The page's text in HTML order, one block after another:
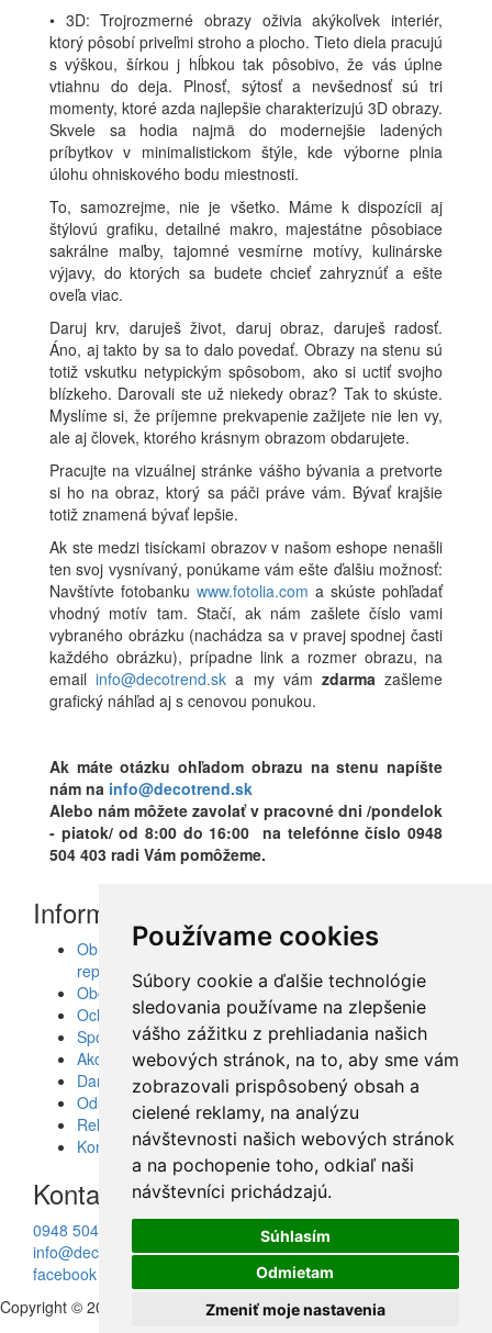
Používame cookies
Súbory cookie a ďalšie technológie
sledovania používame na zlepšenie
vášho zážitku z prehliadania našich
webových stránok, na to, aby sme vám
zobrazovali prispôsobený obsah a
cielené reklamy, na analýzu
návštevnosti našich webových stránok
a na pochopenie toho, odkiaľ naši
návštevníci prichádzajú.
Súhlasím
Odmietam
Zmeniť moje nastavenia
• 3D: Trojrozmerné obrazy oživia akýkoľvek interiér,
ktorý pôsobí priveľmi stroho a plocho. Tieto diela pracujú
s výškou, šírkou j hĺbkou tak pôsobivo, že vás úplne
vtiahnu do deja. Plnosť, sýtosť a nevšednosť sú tri
momenty, ktoré azda najlepšie charakterizujú 3D obrazy.
Skvele sa hodia najmä do modernejšie ladených
príbytkov v minimalistickom štýle, kde výborne plnia
úlohu ohniskového bodu miestnosti.
To, samozrejme, nie je všetko. Máme k dispozícii aj
štýlovú grafiku, detailné makro, majestátne pôsobiace
sakrálne maľby, tajomné vesmírne motívy, kulinárske
výjavy, do ktorých sa budete chcieť zahryznúť a ešte
oveľa viac.
Daruj krv, daruješ život, daruj obraz, daruješ radosť.
Áno, aj takto by sa to dalo povedať. Obrazy na stenu sú
totiž vskutku netypickým spôsobom, ako si uctiť svojho
blízkeho. Darovali ste už niekedy obraz? Tak to skúste.
Myslíme si, že príjemne prekvapenie zažijete nie len vy,
ale aj človek, ktorého krásnym obrazom obdarujete.
Pracujte na vizuálnej stránke vášho bývania a pretvorte
si ho na obraz, ktorý sa páči práve vám. Bývať krajšie
totiž znamená bývať lepšie.
Ak ste medzi tisíckami obrazov v našom eshope nenašli
ten svoj vysnívaný, ponúkame vám ešte ďalšiu možnosť:
Navštívte fotobanku www.fotolia.com a skúste pohľadať
vhodný motív tam. Stačí, ak nám zašlete číslo vami
vybraného obrázku (nachádza sa v pravej spodnej časti
každého obrázku), prípadne link a rozmer obrazu, na
emailinfo@decotrend.sk a my vám zdarmazašleme
grafický náhľad aj s cenovou ponukou.
Ak máte otázku ohľadom obrazu na stenu napíšte
nám na info@decotrend.sk
Alebo nám môžete zavolať v pracovné dni /pondelok
- piatok/ od 8:00 do 16:00 na telefónne číslo 0948
504 403 radi Vám pomôžeme.
Informácie
Obrazy, nálepky, fototapety, šablóny, dekorácie,
reprodukcie
Obchodné podmienky
Ochrana osobných údajov
Spolupráca
Akcie a Doručenie
Darčekové poukážky
Odstúpenie od zmluvy - vrátenie tovaru
Reklamácia tovaru
Kontakt
Kontakt
0948 504 403
info@decotrend.sk
facebook
Copyright © 2010 - 2026
Decotrend